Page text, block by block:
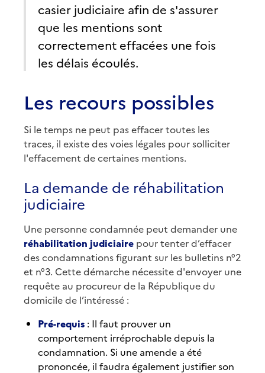
casier judiciaire afin de s'assurer
que les mentions sont
correctement effacées une fois
les délais écoulés.
Les recours possibles
Si le temps ne peut pas effacer toutes les
traces, il existe des voies légales pour solliciter
l'effacement de certaines mentions.
La demande de réhabilitation
judiciaire
Une personne condamnée peut demander une
réhabilitation judiciaire pour tenter d’effacer
des condamnations figurant sur les bulletins n°2
et n°3. Cette démarche nécessite d'envoyer une
requête au procureur de la République du
domicile de l’intéressé :
Pré-requis : Il faut prouver un
comportement irréprochable depuis la
condamnation. Si une amende a été
prononcée, il faudra également justifier son